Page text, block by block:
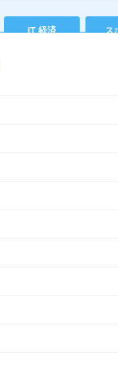
IT 経済 ス